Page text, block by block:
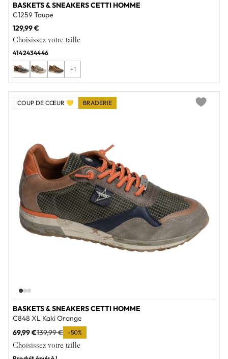
BASKETS & SNEAKERS CETTI HOMME
C1259 Taupe
129,99 €
Choisissez votre taille
4142434446
+1
BASKETS & SNEAKERS CETTI HOMME
C848 XL Kaki Orange
69,99 €139,99 € -50%
Choisissez votre taille
COUP DE CŒUR 💛 BRADERIE